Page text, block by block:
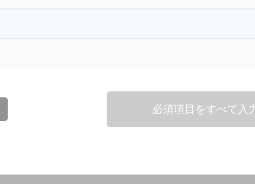
必須項目をすべて入